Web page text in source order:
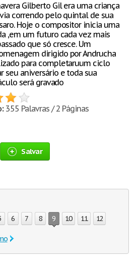
Gilberto Gil era uma criança
correndo pelo quintal de sua
Hoje o compositor inicia uma
,em um futuro cada vez mais
que só cresce. Um
dirigido por Andrucha
para completaruum ciclo
seu aniversário e toda sua
será gravado
355 Palavras / 2 Páginas
Salvar
6 7 8 9 10 11 12